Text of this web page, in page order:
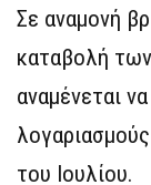
Σε αναμονή
καταβολή
αναμένεται
του Ιουλίου.